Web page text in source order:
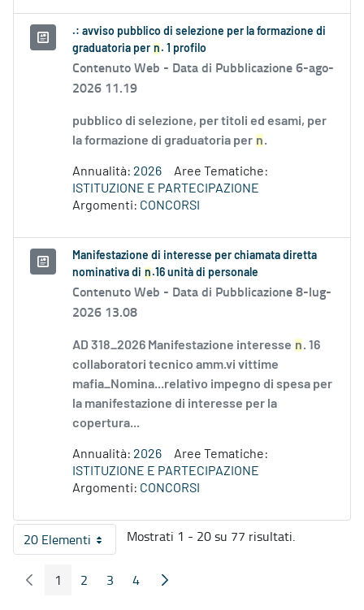
.: avviso pubblico di selezione per la formazione di
graduatoria per n . 1 profilo
Contenuto Web - Data di Pubblicazione 6-ago-
2026 11.19
pubblico di selezione, per titoli ed esami, per
la formazione di graduatoria per n.
Annualità: 2026
Aree Tematiche:
ISTITUZIONE E PARTECIPAZIONE
Argomenti: CONCORSI
Manifestazione di interesse per chiamata diretta
nominativa di n .16 unità di personale
Contenuto Web - Data di Pubblicazione 8-lug-
2026 13.08
AD 318_2026 Manifestazione interesse n. 16
collaboratori tecnico amm.vi vittime
mafia_Nomina...relativo impegno di spesa per
la manifestazione di interesse per la
copertura...
Annualità: 2026
Aree Tematiche:
ISTITUZIONE E PARTECIPAZIONE
Argomenti: CONCORSI
20 ElementiPer pagina
Mostrati 1 - 20 su 77 risultati.
Pagina Precedente
Pagina
1 Pagina
2 Pagina
3 Pagina
4 Pagina Seguente